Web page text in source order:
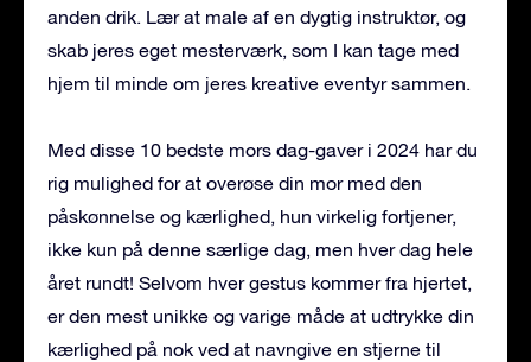
anden drik. Lær at male af en dygtig instruktør, og
skab jeres eget mesterværk, som I kan tage med
hjem til minde om jeres kreative eventyr sammen.
Med disse 10 bedste mors dag-gaver i 2024 har du
rig mulighed for at overøse din mor med den
påskønnelse og kærlighed, hun virkelig fortjener,
ikke kun på denne særlige dag, men hver dag hele
året rundt! Selvom hver gestus kommer fra hjertet,
er den mest unikke og varige måde at udtrykke din
kærlighed på nok ved at navngive en stjerne til